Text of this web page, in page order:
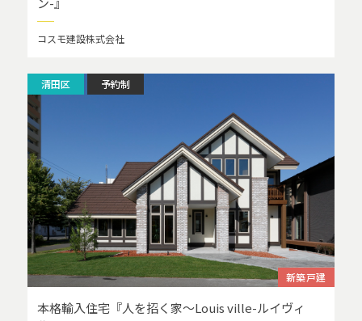
コスモ建設株式会社
新築戸建
清田区 予約制
本格輸入住宅『人を招く家～Louis ville-ルイヴィ